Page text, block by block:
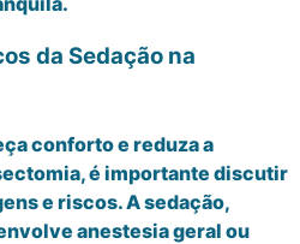
da Sedação na
conforto e reduza a
é importante discutir
e riscos. A sedação,
anestesia geral ou